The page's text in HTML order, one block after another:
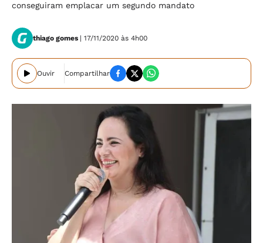
conseguiram emplacar um segundo mandato
thiago gomes | 17/11/2020 às 4h00
Ouvir Compartilhar